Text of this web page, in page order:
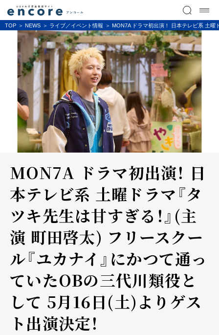
TOP NEWS ライブ／イベント情報 MON7A ドラマ初出演！ 日本テレビ系 土
MON7A ドラマ初出演！ 日
本テレビ系 土曜ドラマ『タ
ツキ先生は甘すぎる！』(主
演 町田啓太) フリースクー
ル『ユカナイ』にかつて通っ
ていたOBの三代川類役と
して 5月16日(土)よりゲス
ト出演決定！